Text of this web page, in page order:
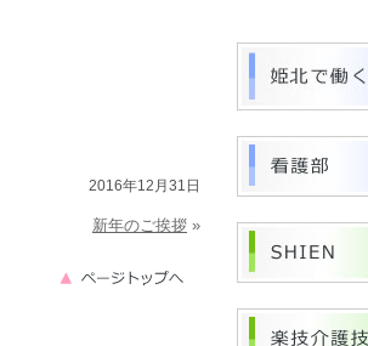
2016年12月31日
新年のご挨拶 »